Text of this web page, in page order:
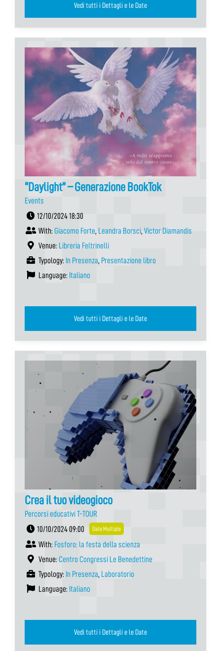
Vedi tutti i Dettagli e le Date
“Daylight” – Generazione BookTok
Events
12/10/2024 18:30
With: Giacomo Forte, Leandra Borsci, Victor Diamandis
Venue: Libreria Feltrinelli
Typology: In Presenza, Presentazione libro
Language: Italiano
Vedi tutti i Dettagli e le Date
Crea il tuo videogioco
Percorsi educativi T-TOUR
10/10/2024 09:00
Date Multiple
With: Fosforo: la festa della scienza
Venue: Centro Congressi Le Benedettine
Typology: In Presenza, Laboratorio
Language: Italiano
Vedi tutti i Dettagli e le Date